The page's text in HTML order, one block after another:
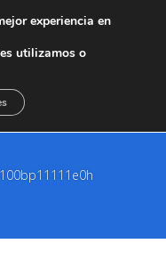
experiencia en
utilizamos o